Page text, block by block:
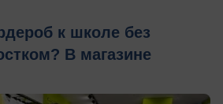
к школе без
В магазине